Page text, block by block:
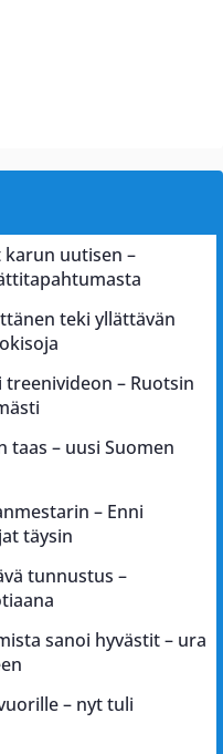
uutisen –
teki yllättävän
– Ruotsin
taas – uusi Suomen
– Enni
täysin
tunnustus –
sanoi hyvästit – ura
– nyt tuli